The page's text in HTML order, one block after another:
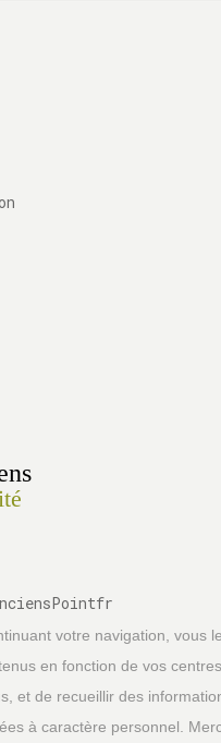
votre navigation, vous
en fonction de vos centres
et de recueillir des
à caractère personnel.